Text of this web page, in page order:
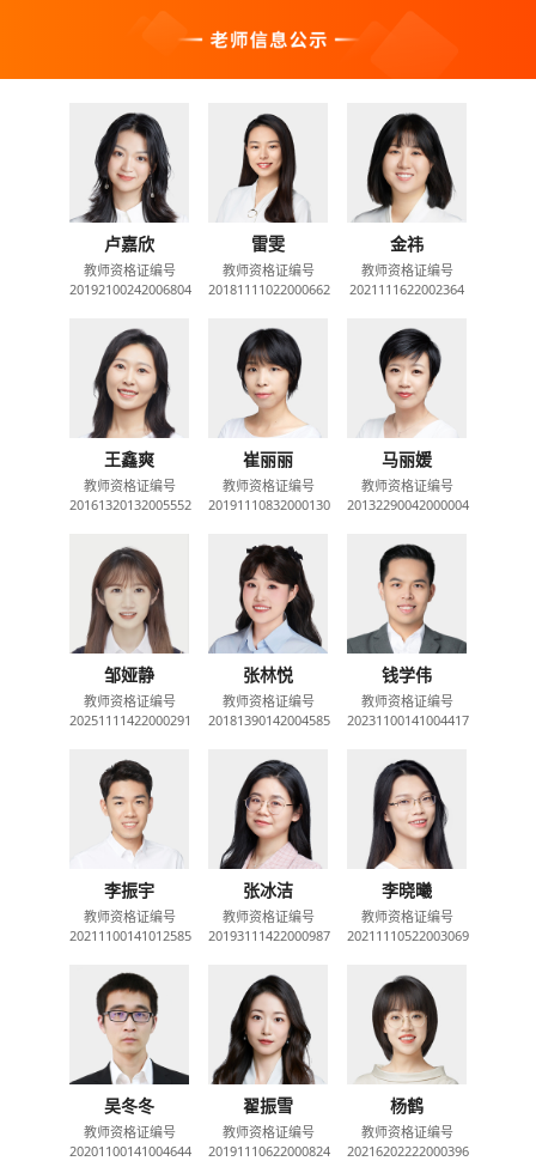
卢嘉欣
教师资格证编号
20192100242006804
雷雯
教师资格证编号
20181111022000662
金祎
教师资格证编号
2021111622002364
王鑫爽
教师资格证编号
20161320132005552
崔丽丽
教师资格证编号
20191110832000130
马丽媛
教师资格证编号
20132290042000004
邹娅静
教师资格证编号
20251111422000291
张林悦
教师资格证编号
20181390142004585
钱学伟
教师资格证编号
20231100141004417
李振宇
教师资格证编号
20211100141012585
张冰洁
教师资格证编号
20193111422000987
李晓曦
教师资格证编号
20211110522003069
吴冬冬
教师资格证编号
20201100141004644
翟振雪
教师资格证编号
20191110622000824
杨鹤
教师资格证编号
20216202222000396